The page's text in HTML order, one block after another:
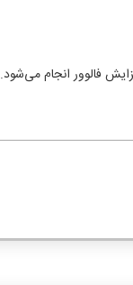
فالوور انجام‌ می‌شود.